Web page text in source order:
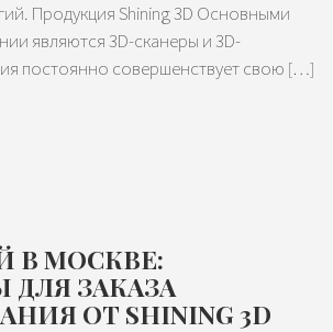
Продукция Shining 3D Основными
являются 3D-сканеры и 3D-
постоянно совершенствует свою […]
МОСКВЕ:
ЗАКАЗА
ОТ SHINING 3D